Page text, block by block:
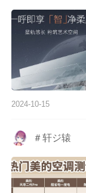
2024-10-15
＃轩ジ辕